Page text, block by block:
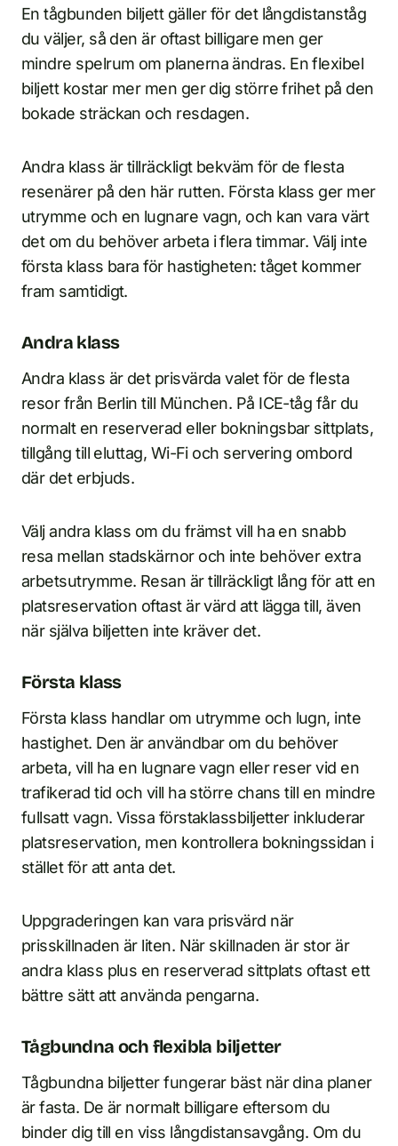
En tågbunden biljett gäller för det långdistanståg
du väljer, så den är oftast billigare men ger
mindre spelrum om planerna ändras. En flexibel
biljett kostar mer men ger dig större frihet på den
bokade sträckan och resdagen.
Andra klass är tillräckligt bekväm för de flesta
resenärer på den här rutten. Första klass ger mer
utrymme och en lugnare vagn, och kan vara värt
det om du behöver arbeta i flera timmar. Välj inte
första klass bara för hastigheten: tåget kommer
fram samtidigt.
Andra klass
Andra klass är det prisvärda valet för de flesta
resor från Berlin till München. På ICE-tåg får du
normalt en reserverad eller bokningsbar sittplats,
tillgång till eluttag, Wi-Fi och servering ombord
där det erbjuds.
Välj andra klass om du främst vill ha en snabb
resa mellan stadskärnor och inte behöver extra
arbetsutrymme. Resan är tillräckligt lång för att en
platsreservation oftast är värd att lägga till, även
när själva biljetten inte kräver det.
Första klass
Första klass handlar om utrymme och lugn, inte
hastighet. Den är användbar om du behöver
arbeta, vill ha en lugnare vagn eller reser vid en
trafikerad tid och vill ha större chans till en mindre
fullsatt vagn. Vissa förstaklassbiljetter inkluderar
platsreservation, men kontrollera bokningssidan i
stället för att anta det.
Uppgraderingen kan vara prisvärd när
prisskillnaden är liten. När skillnaden är stor är
andra klass plus en reserverad sittplats oftast ett
bättre sätt att använda pengarna.
Tågbundna och flexibla biljetter
Tågbundna biljetter fungerar bäst när dina planer
är fasta. De är normalt billigare eftersom du
binder dig till en viss långdistansavgång. Om du